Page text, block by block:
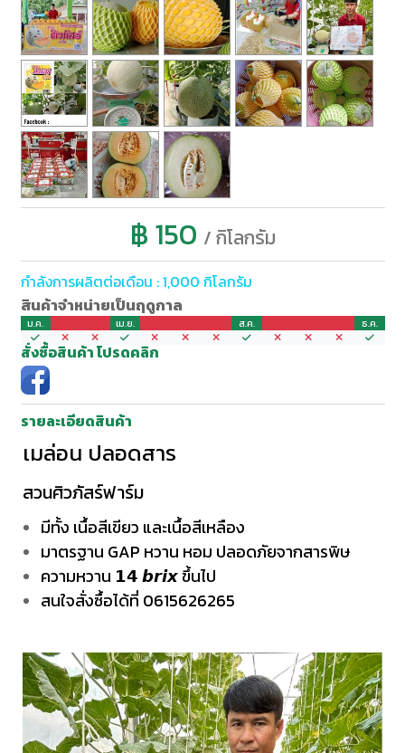
฿ 150 / กิโลกรัม
กำลังการผลิตต่อเดือน : 1,000 กิโลกรัม
สินค้าจำหน่ายเป็นฤดูกาล
ม.ค. เม.ย. ส.ค. ธ.ค.
สั่งซื้อสินค้า โปรดคลิก
รายละเอียดสินค้า
เมล่อน ปลอดสาร
สวนศิวภัสร์ฟาร์ม
มีทั้ง เนื้อสีเขียว และเนื้อสีเหลือง
มาตรฐาน GAP หวาน หอม ปลอดภัยจากสารพิษ
ความหวาน 𝟭𝟰 𝙗𝙧𝙞𝙭 ขึ้นไป
สนใจสั่งซื้อได้ที่ 0615626265